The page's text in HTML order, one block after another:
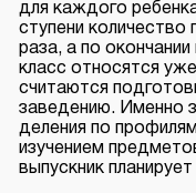
для каждого
ступени количество
раза, а по
класс относятся
считаются
заведению. Именно
деления по
изучением
выпускник